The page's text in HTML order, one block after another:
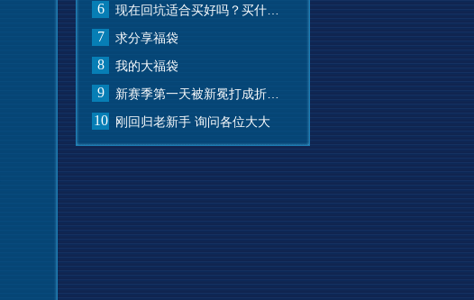
6
7 求分享福袋
8 我的大福袋
9
10 刚回归老新手 询问各位大大